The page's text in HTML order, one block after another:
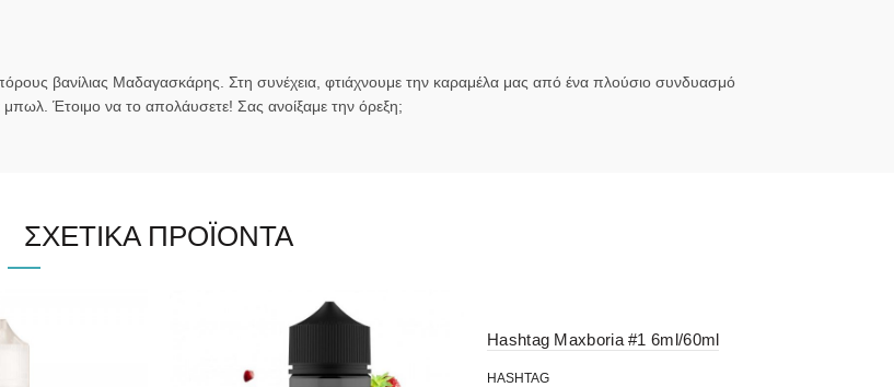
βανίλιας Μαδαγασκάρης. Στη συνέχεια, φτιάχνουμε την καραμέλα μας από ένα πλούσιο συνδυασμό
μπωλ. Έτοιμο να το απολάυσετε! Σας ανοίξαμε την όρεξη;
ΣΧΕΤΙΚΆ ΠΡΟΪΌΝΤΑ
Hashtag Maxboria #1 6ml/60ml
HASHTAG